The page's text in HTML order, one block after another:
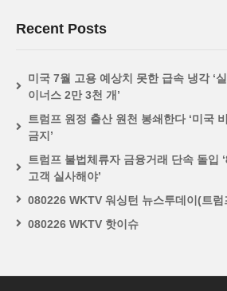
Recent Posts
미국 7월 고용 예상치 못한 급속 냉각 ‘
이너스 2만 3천 개’
트럼프 원정 출산 원천 봉쇄한다 ‘미국
금지’
트럼프 불법체류자 금융거래 단속 돌입
고객 실사해야’
080226 WKTV 워싱턴 뉴스투데이(트럼
080226 WKTV 핫이슈